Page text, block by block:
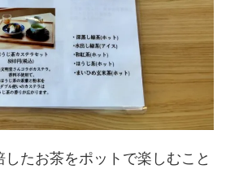
たお茶をポットで楽しむこと